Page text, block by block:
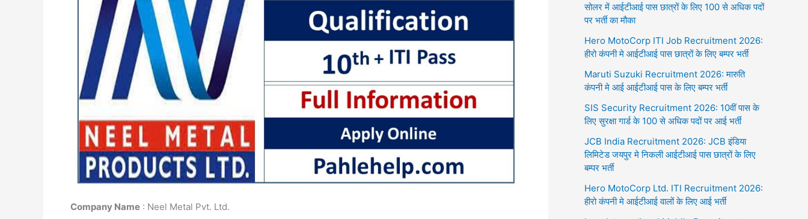
Company Name : Neel Metal Pvt. Ltd.
सोलर में आईटीआई पास छात्रों के लिए 100 से अधिक पदों
पर भर्ती का मौका
Hero MotoCorp ITI Job Recruitment 2026:
हीरो कंपनी मे आईटीआई पास छात्रों के लिए बम्पर भर्ती
Maruti Suzuki Recruitment 2026: मारुति
कंपनी मे आई आईटीआई पास के लिए बम्पर भर्ती
SIS Security Recruitment 2026: 10वीं पास के
लिए सुरक्षा गार्ड के 100 से अधिक पदों पर आई भर्ती
JCB India Recruitment 2026: JCB इंडिया
लिमिटेड जयपुर मे निकली आईटीआई पास छात्रों के लिए
बम्पर भर्ती
Hero MotoCorp Ltd. ITI Recruitment 2026:
हीरो कंपनी मे आईटीआई वालों के लिए आई भर्ती